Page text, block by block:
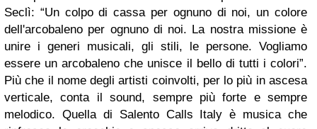
Seclì: “Un colpo di cassa per ognuno di noi, un colore
dell'arcobaleno per ognuno di noi. La nostra missione è
unire i generi musicali, gli stili, le persone. Vogliamo
essere un arcobaleno che unisce il bello di tutti i colori”.
Più che il nome degli artisti coinvolti, per lo più in ascesa
verticale, conta il sound, sempre più forte e sempre
melodico. Quella di Salento Calls Italy è musica che